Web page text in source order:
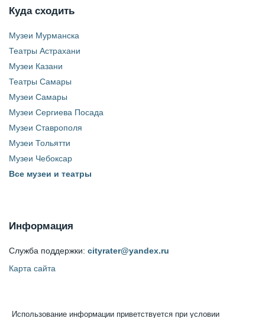
Куда сходить
Музеи Мурманска
Театры Астрахани
Музеи Казани
Театры Самары
Музеи Самары
Музеи Сергиева Посада
Музеи Ставрополя
Музеи Тольятти
Музеи Чебоксар
Все музеи и театры
Информация
Служба поддержки: cityrater@yandex.ru
Карта сайта
Использование информации приветствуется при условии